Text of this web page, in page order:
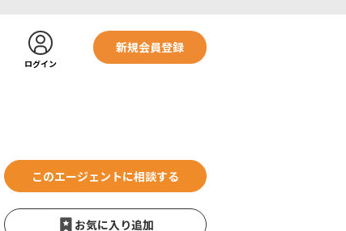
ログイン
新規会員登録
このエージェントに相談する
お気に入り追加